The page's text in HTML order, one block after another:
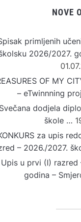
NOVE
primljenih
2026/2027.
OF MY
– eTwinnning
dodjela
škole …
za upis
– 2026./2027.
Upis u prvi (I)
godina –